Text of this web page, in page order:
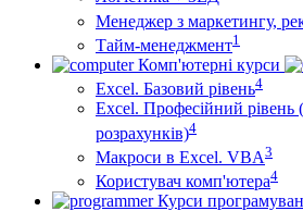
Менеджер з маркетингу,
Тайм-менеджмент1
Комп'ютерні курси
Excel. Базовий рівень4
Excel. Професійний рівень
розрахунків)4
Макроси в Excel. VBA3
Користувач комп'ютера4
Курси